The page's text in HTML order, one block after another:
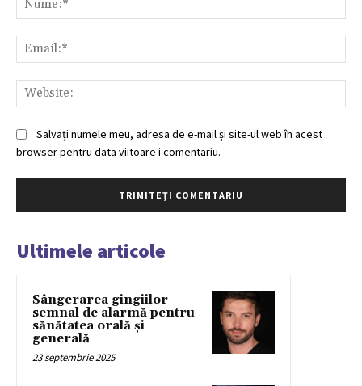
Salvați numele meu, adresa de e-mail și site-ul web în acest
browser pentru data viitoare i comentariu.
Ultimele articole
Sângerarea gingiilor –
semnal de alarmă pentru
sănătatea orală și
generală
23 septembrie 2025